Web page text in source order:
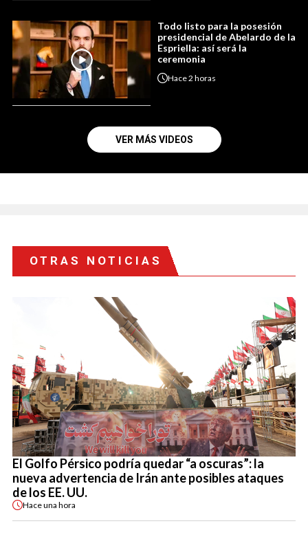
Todo listo para la posesión
presidencial de Abelardo de la
Espriella: así será la
ceremonia
Hace2 horas
VER MÁS VIDEOS
OTRAS NOTICIAS
El Golfo Pérsico podría quedar “a oscuras”: la
nueva advertencia de Irán ante posibles ataques
de los EE. UU.
Haceuna hora